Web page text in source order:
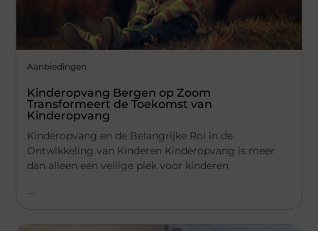
Aanbiedingen
Kinderopvang Bergen op Zoom
Transformeert de Toekomst van
Kinderopvang
Kinderopvang en de Belangrijke Rol in de
Ontwikkeling van Kinderen Kinderopvang is meer
dan alleen een veilige plek voor kinderen
...